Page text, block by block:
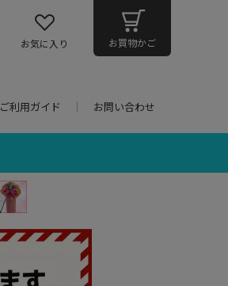
お気に入り お買物かご
ご利用ガイド お問い合わせ